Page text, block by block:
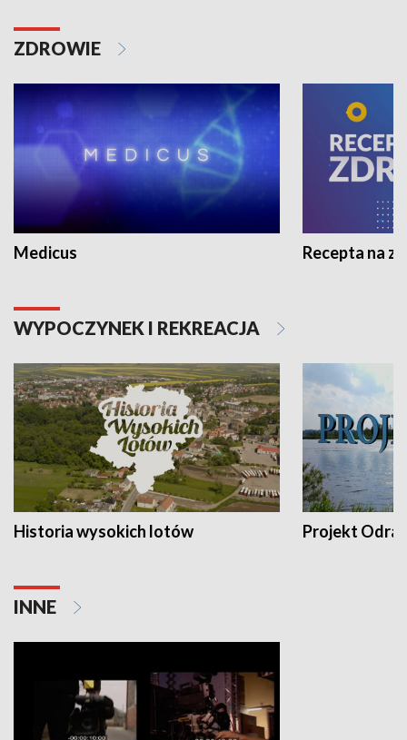
ZDROWIE
Medicus Recepta na
WYPOCZYNEK I REKREACJA
Historia wysokich lotów Projekt Odra
INNE